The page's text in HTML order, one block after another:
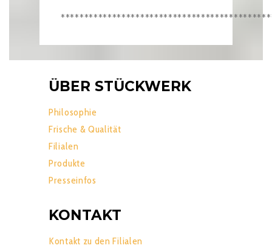
ÜBER STÜCKWERK
Philosophie
Frische & Qualität
Filialen
Produkte
Presseinfos
KONTAKT
Kontakt zu den Filialen